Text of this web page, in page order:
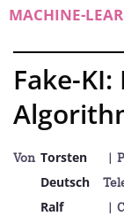
MACHINE-
Fake-
Von Torsten
Deutsch
|
Ralf
|